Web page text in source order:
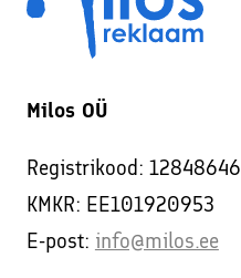
Milos OÜ
Registrikood: 12848646
KMKR: EE101920953
E-post: info@milos.ee